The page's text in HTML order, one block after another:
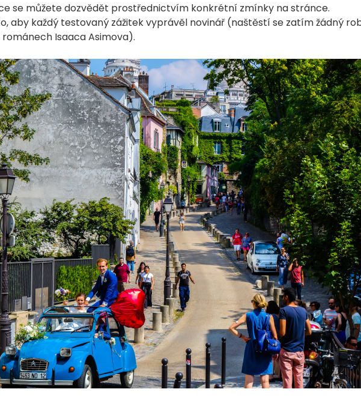
se můžete dozvědět prostřednictvím konkrétní zmínky na stránce.
aby každý testovaný zážitek vyprávěl novinář (naštěstí se zatím žádný
Isaaca Asimova).